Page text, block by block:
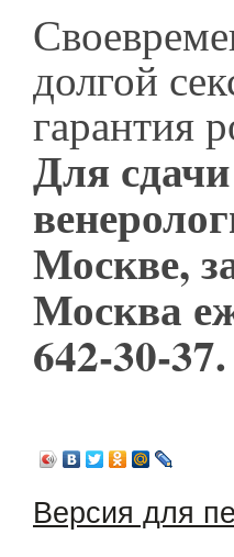
долгой
гарантия
Для
Москве,
Москва
642-30-37.
Версия для